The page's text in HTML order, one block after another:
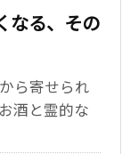
なる、その
ら寄せられ
酒と霊的な